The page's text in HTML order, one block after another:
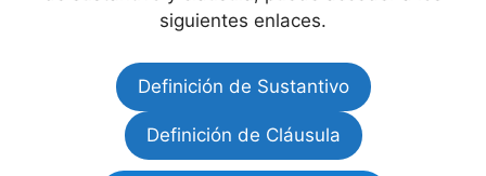
siguientes enlaces.
Definición de Sustantivo
Definición de Cláusula